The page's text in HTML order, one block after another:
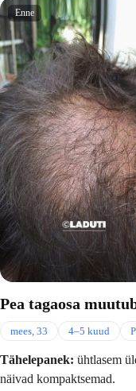
Enne
Pea tagaosa
mees, 33 4–5 kuud
Tähelepanek: ühtlasem
näivad kompaktsemad.